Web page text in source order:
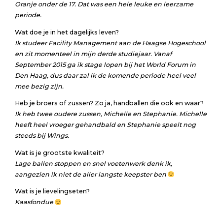
Oranje onder de 17. Dat was een hele leuke en leerzame
periode.
Wat doe je in het dagelijks leven?
Ik studeer Facility Management aan de Haagse Hogeschool
en zit momenteel in mijn derde studiejaar. Vanaf
September 2015 ga ik stage lopen bij het World Forum in
Den Haag, dus daar zal ik de komende periode heel veel
mee bezig zijn.
Heb je broers of zussen? Zo ja, handballen die ook en waar?
Ik heb twee oudere zussen, Michelle en Stephanie. Michelle
heeft heel vroeger gehandbald en Stephanie speelt nog
steeds bij Wings.
Wat is je grootste kwaliteit?
Lage ballen stoppen en snel voetenwerk denk ik,
aangezien ik niet de aller langste keepster ben
Wat is je lievelingseten?
Kaasfondue